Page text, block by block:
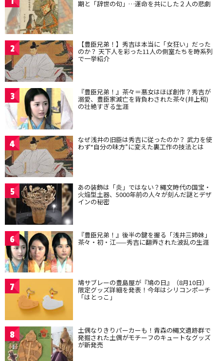
期と「辞世の句」…運命を共にした２人の悲劇
2 【豊臣兄弟！】秀吉は本当に「女狂い」だった
のか？ 天下人を彩った11人の側室たちを時系列
で一挙紹介
3 『豊臣兄弟！』茶々＝悪女はほぼ創作？秀吉が
溺愛、豊臣家滅亡を背負わされた茶々(井上和)
の壮絶すぎる生涯
4 なぜ浅井の旧臣は秀吉に従ったのか？ 武力を使
わず“自分の味方”に変えた裏工作の技法とは
5 あの装飾は「炎」ではない？縄文時代の国宝・
火焔型土器、5000年前の人々が刻んだ謎とデザ
インの秘密
6 『豊臣兄弟！』後半の鍵を握る「浅井三姉妹」
茶々・初・江——秀吉に翻弄された波乱の生涯
7 鳩サブレーの豊島屋が『鳩の日』（8月10日）
限定グッズ詳細を発表！今年はシリコンポーチ
「はとっこ」
8 土偶なりきりパーカーも！青森の縄文遺跡群で
発掘された土偶がモチーフのキュートなグッズ
が新発売